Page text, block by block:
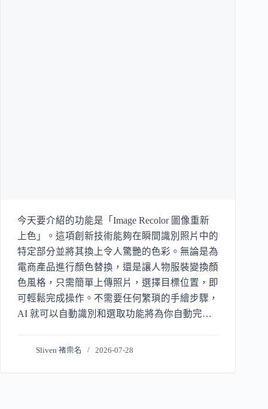
今天要介紹的功能是「Image Recolor 圖像重新
上色」。這項創新技術能夠在瞬間識別照片中的
特定部分並將其換上令人驚艷的色彩。無論是為
電商產品進行顏色替換，還是讓人物服裝變換顏
色風格，只需簡單上傳照片，選擇目標位置，即
可輕鬆完成操作。不需要任何繁瑣的手繪步驟，
AI 就可以自動識別和選取功能將為你自動完成
Sliven 褚崇名 2026-07-28